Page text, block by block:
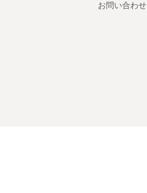
お問い合わせ